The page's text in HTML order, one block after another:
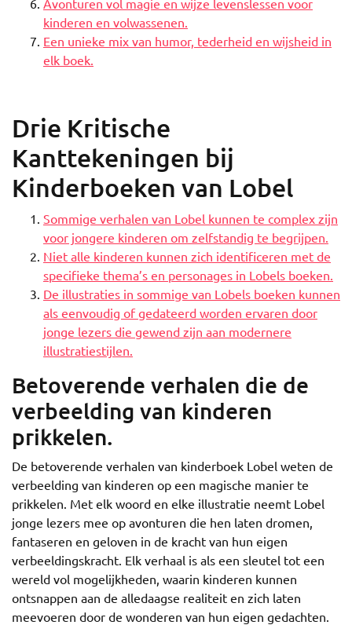
kinderen en volwassenen.
Een unieke mix van humor, tederheid en wijsheid in
elk boek.
Drie Kritische
Kanttekeningen bij
Kinderboeken van Lobel
Sommige verhalen van Lobel kunnen te complex zijn
voor jongere kinderen om zelfstandig te begrijpen.
Niet alle kinderen kunnen zich identificeren met de
specifieke thema’s en personages in Lobels boeken.
De illustraties in sommige van Lobels boeken kunnen
als eenvoudig of gedateerd worden ervaren door
jonge lezers die gewend zijn aan modernere
illustratiestijlen.
Betoverende verhalen die de
verbeelding van kinderen
prikkelen.
De betoverende verhalen van kinderboek Lobel weten de
verbeelding van kinderen op een magische manier te
prikkelen. Met elk woord en elke illustratie neemt Lobel
jonge lezers mee op avonturen die hen laten dromen,
fantaseren en geloven in de kracht van hun eigen
verbeeldingskracht. Elk verhaal is als een sleutel tot een
wereld vol mogelijkheden, waarin kinderen kunnen
ontsnappen aan de alledaagse realiteit en zich laten
meevoeren door de wonderen van hun eigen gedachten.